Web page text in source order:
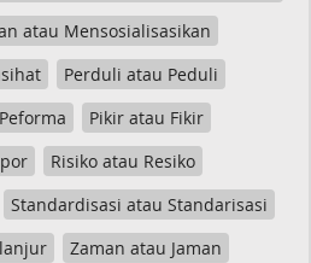
atau Mensosialisasikan
Perduli atau Peduli
Pikir atau Fikir
Risiko atau Resiko
Standardisasi atau Standarisasi
Zaman atau Jaman